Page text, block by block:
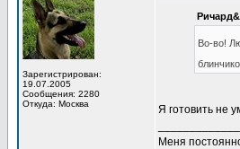
Зарегистрирован:
19.07.2005
Сообщения: 2280
Откуда: Москва
Во-во!
Я готовить не
Меня